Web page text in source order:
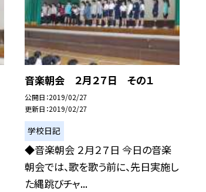
音楽朝会 ２月２７日 その１
公開日 2019/02/27
更新日 2019/02/27
学校日記
◆音楽朝会 ２月２７日 今日の音楽
朝会では、歌を歌う前に、先日実施し
た縄跳びチャ...